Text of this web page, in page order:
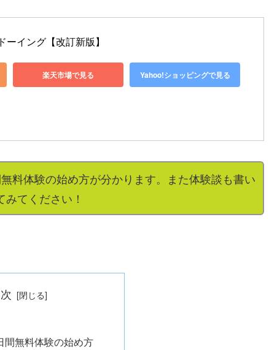
イング【改訂新版】
楽天市場で見る Yahoo!ショッピングで見る
料体験の始め方が分かります。また体験談も書い
てください！
間無料体験の始め方